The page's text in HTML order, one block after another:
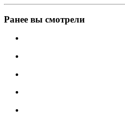
Ранее вы смотрели